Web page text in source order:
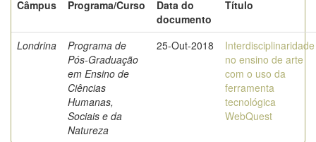
Câmpus
Programa/Curso
Data do
documento
Título
Londrina
Programa de
Pós-Graduação
em Ensino de
Ciências
Humanas,
Sociais e da
Natureza
25-Out-2018
Interdisciplinaridade
no ensino de arte
com o uso da
ferramenta
tecnológica
WebQuest